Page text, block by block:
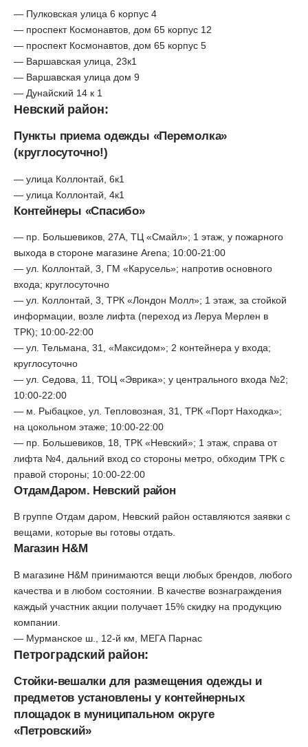
— Пулковская улица 6 корпус 4
— проспект Космонавтов, дом 65 корпус 12
— проспект Космонавтов, дом 65 корпус 5
— Варшавская улица, 23к1
— Варшавская улица дом 9
— Дунайский 14 к 1
Невский район:
Пункты приема одежды «Перемолка»
(круглосуточно!)
— улица Коллонтай, 6к1
— улица Коллонтай, 4к1
Контейнеры «Спасибо»
— пр. Большевиков, 27А, ТЦ «Смайл»; 1 этаж, у пожарного
выхода в стороне магазине Arena; 10:00-21:00
— ул. Коллонтай, 3, ГМ «Карусель»; напротив основного
входа; круглосуточно
— ул. Коллонтай, 3, ТРК «Лондон Молл»; 1 этаж, за стойкой
информации, возле лифта (переход из Леруа Мерлен в
ТРК); 10:00-22:00
— ул. Тельмана, 31, «Максидом»; 2 контейнера у входа;
круглосуточно
— ул. Седова, 11, ТОЦ «Эврика»; у центрального входа №2;
10:00-22:00
— м. Рыбацкое, ул. Тепловозная, 31, ТРК «Порт Находка»;
на цокольном этаже; 10:00-22:00
— пр. Большевиков, 18, ТРК «Невский»; 1 этаж, справа от
лифта №4, дальний вход со стороны метро, обходим ТРК с
правой стороны; 10:00-22:00
ОтдамДаром. Невский район
В группе Отдам даром, Невский район оставляются заявки с
вещами, которые вы готовы отдать.
Магазин H&M
В магазине H&M принимаются вещи любых брендов, любого
качества и в любом состоянии. В качестве вознаграждения
каждый участник акции получает 15% скидку на продукцию
компании.
— Мурманское ш., 12-й км, МЕГА Парнас
Петроградский район:
Стойки-вешалки для размещения одежды и
предметов установлены у контейнерных
площадок в муниципальном округе
«Петровский»